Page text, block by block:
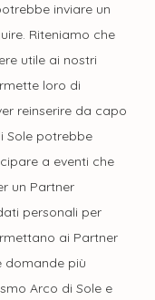
inviare un
Riteniamo che
utile ai nostri
loro di
reinserire da capo
Sole potrebbe
a eventi che
un Partner
personali per
ai Partner
domande più
Arco di Sole e